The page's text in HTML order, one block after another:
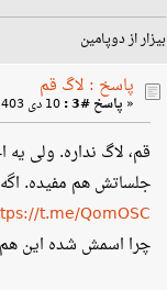
بیزار از دوپامین
پاسخ : لاگ قم
« پاسخ #3 :
قم، لاگ نداره. ولی
جلساتش هم مفیده.
t.me/QomOSC
چرا اسمش شده این هم